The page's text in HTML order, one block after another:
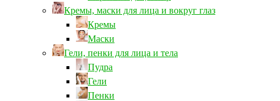
Кремы, маски для лица и вокруг глаз
Кремы
Маски
Гели, пенки для лица и тела
Пудра
Гели
Пенки